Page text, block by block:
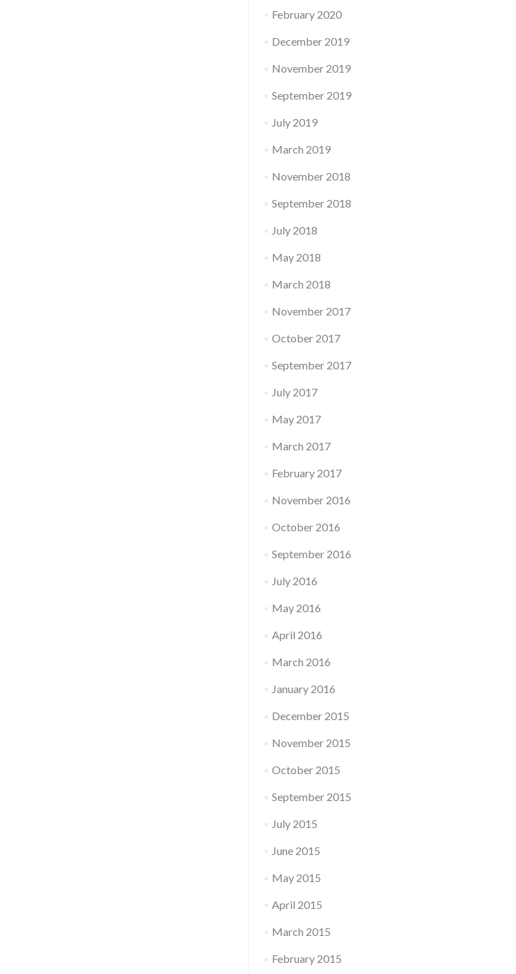
February 2020
December 2019
November 2019
September 2019
July 2019
March 2019
November 2018
September 2018
July 2018
May 2018
March 2018
November 2017
October 2017
September 2017
July 2017
May 2017
March 2017
February 2017
November 2016
October 2016
September 2016
July 2016
May 2016
April 2016
March 2016
January 2016
December 2015
November 2015
October 2015
September 2015
July 2015
June 2015
May 2015
April 2015
March 2015
February 2015